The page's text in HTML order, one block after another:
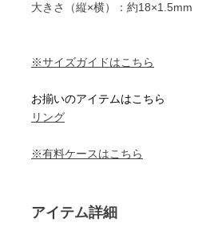
23,000円 24,000円
大きさ（縦×横）：約18×1.5mm
※サイズガイドはこちら
お揃いのアイテムはこちら
リング
※有料ケースはこちら
アイテム詳細